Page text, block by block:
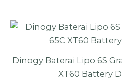
Dinogy Baterai Lipo 6S
XT60 Battery